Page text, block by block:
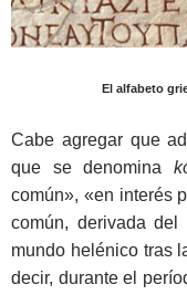
El alfabeto
Cabe agregar que
que se denomina
común», «en interés
común, derivada
mundo helénico tras
decir, durante el